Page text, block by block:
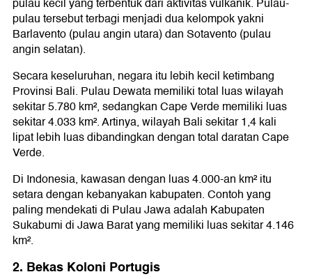
pulau kecil yang terbentuk dari aktivitas vulkanik. Pulau-
pulau tersebut terbagi menjadi dua kelompok yakni
Barlavento (pulau angin utara) dan Sotavento (pulau
angin selatan).
Secara keseluruhan, negara itu lebih kecil ketimbang
Provinsi Bali. Pulau Dewata memiliki total luas wilayah
sekitar 5.780 km², sedangkan Cape Verde memiliki luas
sekitar 4.033 km². Artinya, wilayah Bali sekitar 1,4 kali
lipat lebih luas dibandingkan dengan total daratan Cape
Verde.
Di Indonesia, kawasan dengan luas 4.000-an km² itu
setara dengan kebanyakan kabupaten. Contoh yang
paling mendekati di Pulau Jawa adalah Kabupaten
Sukabumi di Jawa Barat yang memiliki luas sekitar 4.146
km².
2. Bekas Koloni Portugis